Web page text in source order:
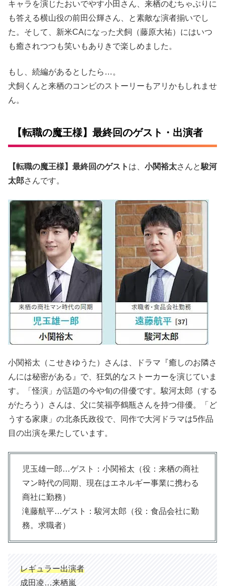
キャラを演じたおいでやす小田さん、来栖のむちゃぶりに
も答える横山役の前田公輝さん、と素敵な演者揃いでし
た。そして、新米CAになった犬飼（藤原大祐）にはいつ
も癒されつつも笑いもありきで楽しめました。
もし、続編があるとしたら…。
犬飼くんと来栖のコンビのストーリーもアリかもしれませ
ん。
【転職の魔王様】最終回のゲスト・出演者
【転職の魔王様】最終回のゲスト は、 小関裕太さんと駿河
太郎さんです。
小関裕太（こせきゆうた）さんは、ドラマ『癒しのお隣さ
んには秘密がある』で、狂気的なストーカーを演じていま
す。「怪演」が話題の今や旬の俳優です。駿河太郎（する
がたろう）さんは、父に笑福亭鶴瓶さんを持つ俳優。「ど
うする家康」の北条氏政役で、同作で大河ドラマは5作品
目の出演を果たしています。
児玉雄一郎…ゲスト：小関裕太（役：来栖の商社
マン時代の同期、現在はエネルギー事業に携わる
商社に勤務）
滝藤航平…ゲスト：駿河太郎（役：食品会社に勤
務。求職者）
レギュラー出演者
成田凌…来栖嵐